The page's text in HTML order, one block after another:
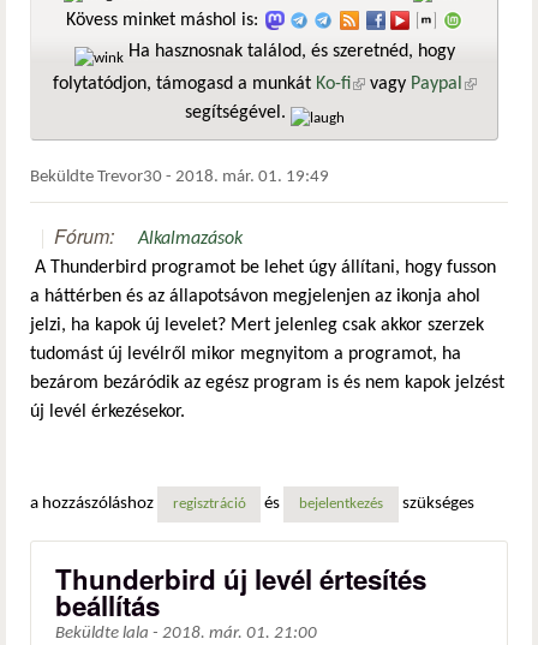
Kövess minket máshol is:
Ha hasznosnak találod, és szeretnéd, hogy
folytatódjon, támogasd a munkát Ko-fi(külső hivatkozás)
vagy Paypal
segítségével.
Beküldte Trevor30 - 2018. már. 01. 19:49
Fórum:
Alkalmazások
A Thunderbird programot be lehet úgy állítani, hogy fusson
a háttérben és az állapotsávon megjelenjen az ikonja ahol
jelzi, ha kapok új levelet? Mert jelenleg csak akkor szerzek
tudomást új levélről mikor megnyitom a programot, ha
bezárom bezáródik az egész program is és nem kapok jelzést
új levél érkezésekor.
a hozzászóláshoz regisztráció és bejelentkezés szükséges
Thunderbird új levél értesítés
beállítás
Beküldte lala - 2018. már. 01. 21:00